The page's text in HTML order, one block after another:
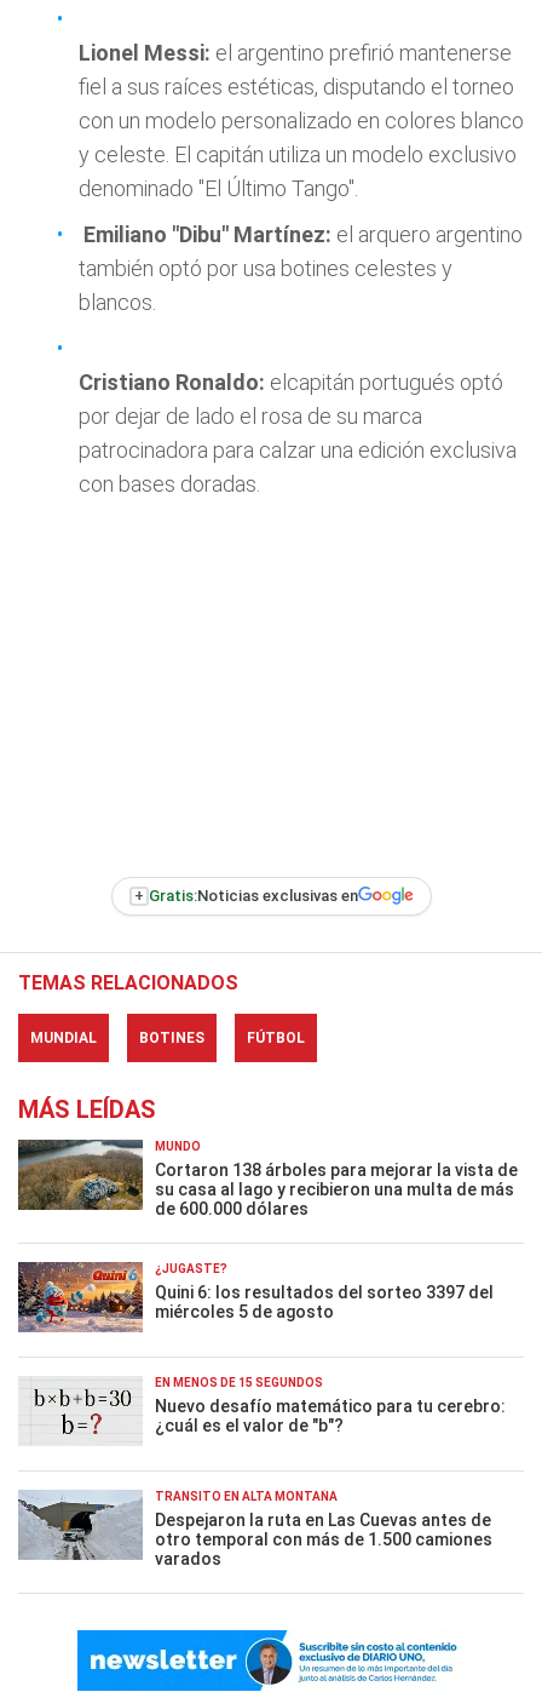
Lionel Messi: el argentino prefirió mantenerse
fiel a sus raíces estéticas, disputando el torneo
con un modelo personalizado en colores blanco
y celeste. El capitán utiliza un modelo exclusivo
denominado "El Último Tango".
Emiliano "Dibu" Martínez: el arquero argentino
también optó por usa botines celestes y
blancos.
Cristiano Ronaldo: elcapitán portugués optó
por dejar de lado el rosa de su marca
patrocinadora para calzar una edición exclusiva
con bases doradas.
+ Gratis:Noticias exclusivas en
TEMAS RELACIONADOS
MUNDIAL BOTINES FÚTBOL
MÁS LEÍDAS
MUNDO
Cortaron 138 árboles para mejorar la vista de
su casa al lago y recibieron una multa de más
de 600.000 dólares
¿JUGASTE?
Quini 6: los resultados del sorteo 3397 del
miércoles 5 de agosto
EN MENOS DE 15 SEGUNDOS
Nuevo desafío matemático para tu cerebro:
¿cuál es el valor de "b"?
TRÁNSITO EN ALTA MONTAÑA
Despejaron la ruta en Las Cuevas antes de
otro temporal con más de 1.500 camiones
varados